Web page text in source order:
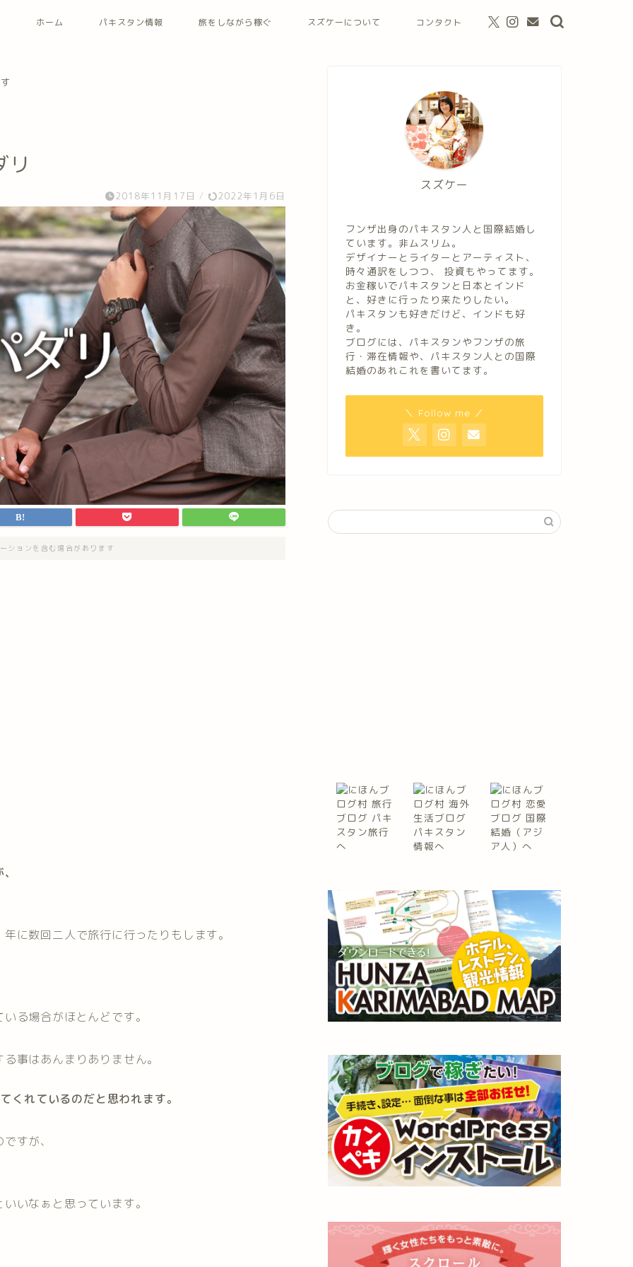
ホーム パキスタン情報 旅をしながら稼ぐ スズケーについて コンタクト
リ
2018年11月17日 / 2022年1月6日
ションを含む場合があります
に数回二人で旅行に行ったりもします。
る場合がほとんどです。
事はあんまりありません。
くれているのだと思われます。
すが、
いなぁと思っています。
スズケー
フンザ出身のパキスタン人と国際結婚し
ています。非ムスリム。
デザイナーとライターとアーティスト、
時々通訳をしつつ、 投資もやってます。
お金稼いでパキスタンと日本とインド
と、好きに行ったり来たりしたい。
パキスタンも好きだけど、インドも好
き。
ブログには、パキスタンやフンザの旅
行・滞在情報や、パキスタン人との国際
結婚のあれこれを書いてます。
＼ Follow me ／